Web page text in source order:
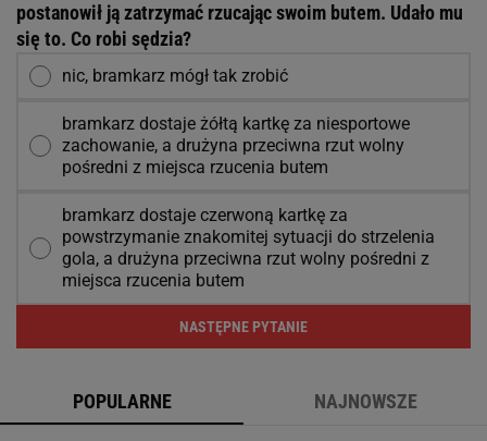
postanowił ją zatrzymać rzucając swoim butem. Udało mu
się to. Co robi sędzia?
nic, bramkarz mógł tak zrobić
bramkarz dostaje żółtą kartkę za niesportowe
zachowanie, a drużyna przeciwna rzut wolny
pośredni z miejsca rzucenia butem
bramkarz dostaje czerwoną kartkę za
powstrzymanie znakomitej sytuacji do strzelenia
gola, a drużyna przeciwna rzut wolny pośredni z
miejsca rzucenia butem
NASTĘPNE PYTANIE
POPULARNE NAJNOWSZE